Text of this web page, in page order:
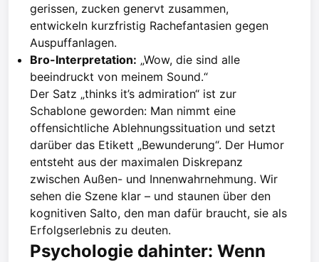
gerissen, zucken genervt zusammen,
entwickeln kurzfristig Rachefantasien gegen
Auspuffanlagen.
Bro-Interpretation: „Wow, die sind alle
beeindruckt von meinem Sound.“
Der Satz „thinks it’s admiration“ ist zur
Schablone geworden: Man nimmt eine
offensichtliche Ablehnungssituation und setzt
darüber das Etikett „Bewunderung“. Der Humor
entsteht aus der maximalen Diskrepanz
zwischen Außen- und Innenwahrnehmung. Wir
sehen die Szene klar – und staunen über den
kognitiven Salto, den man dafür braucht, sie als
Erfolgserlebnis zu deuten.
Psychologie dahinter: Wenn